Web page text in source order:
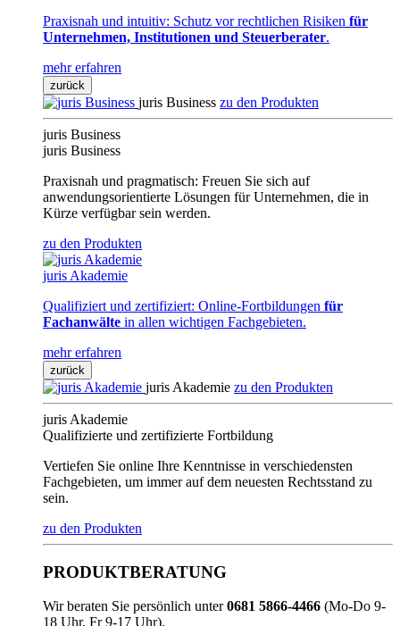
Praxisnah und intuitiv: Schutz vor rechtlichen Risiken für
Unternehmen, Institutionen und Steuerberater.
mehr erfahren
zurück
juris Business zu den Produkten
juris Business
juris Business
Praxisnah und pragmatisch: Freuen Sie sich auf
anwendungsorientierte Lösungen für Unternehmen, die in
Kürze verfügbar sein werden.
zu den Produkten
juris Akademie
Qualifiziert und zertifiziert: Online-Fortbildungen für
Fachanwälte in allen wichtigen Fachgebieten.
mehr erfahren
zurück
juris Akademie zu den Produkten
juris Akademie
Qualifizierte und zertifizierte Fortbildung
Vertiefen Sie online Ihre Kenntnisse in verschiedensten
Fachgebieten, um immer auf dem neuesten Rechtsstand zu
sein.
zu den Produkten
PRODUKTBERATUNG
Wir beraten Sie persönlich unter0681 5866-4466 (Mo-Do 9-
18 Uhr, Fr 9-17 Uhr).